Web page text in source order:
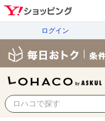
ログイン